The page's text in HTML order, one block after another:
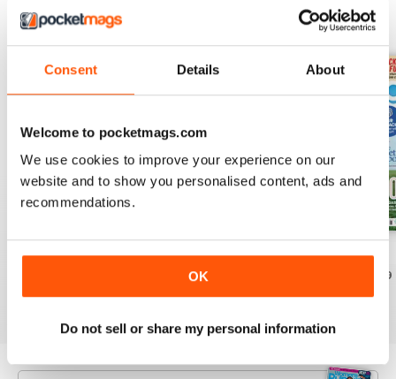
Consent Details About
Welcome to pocketmags.com
We use cookies to improve your experience on our
website and to show you personalised content, ads and
recommendations.
OK
Do not sell or share my personal information
EDIZIONI INDIETRO Visualizza tutti
July 2026
Vista|Al carrello
June 2026
Acquista per
Vista|Al carrello
May 2026
€5,99
Vista|Al carrello